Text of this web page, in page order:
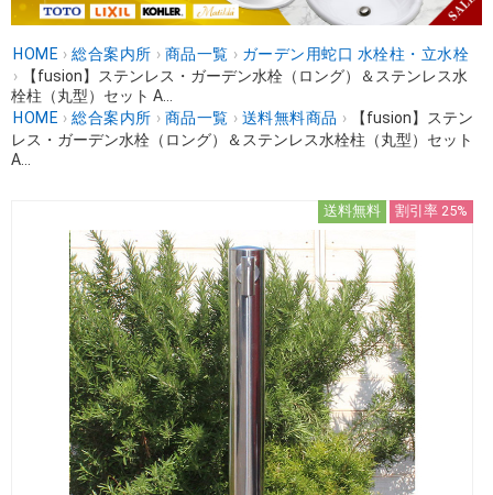
HOME › 総合案内所 › 商品一覧 › ガーデン用蛇口 水栓柱・立水栓
›
【fusion】ステンレス・ガーデン水栓（ロング）＆ステンレス水
栓柱（丸型）セット A...
HOME › 総合案内所 › 商品一覧 › 送料無料商品 ›
【fusion】ステン
レス・ガーデン水栓（ロング）＆ステンレス水栓柱（丸型）セット
A...
送料無料 割引率 25%